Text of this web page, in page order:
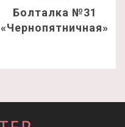
Болталка №31
«Чернопятничная»